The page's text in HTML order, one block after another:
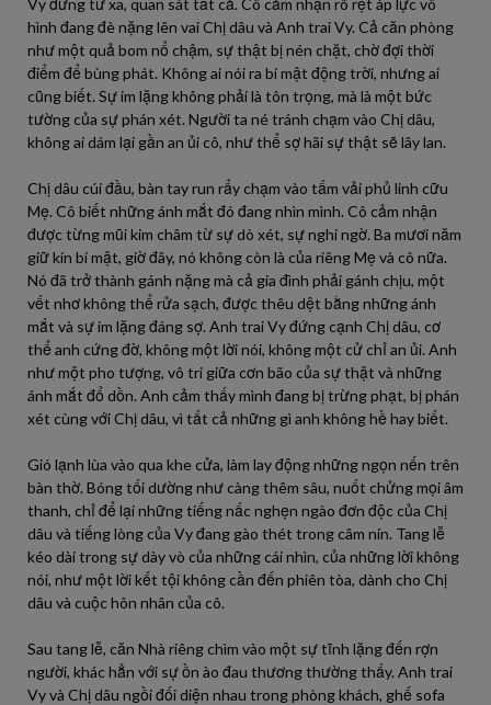
Vy đứng từ xa, quan sát tất cả. Cô cảm nhận rõ rệt áp lực vô
hình đang đè nặng lên vai Chị dâu và Anh trai Vy. Cả căn phòng
như một quả bom nổ chậm, sự thật bị nén chặt, chờ đợi thời
điểm để bùng phát. Không ai nói ra bí mật động trời, nhưng ai
cũng biết. Sự im lặng không phải là tôn trọng, mà là một bức
tường của sự phán xét. Người ta né tránh chạm vào Chị dâu,
không ai dám lại gần an ủi cô, như thể sợ hãi sự thật sẽ lây lan.
Chị dâu cúi đầu, bàn tay run rẩy chạm vào tấm vải phủ linh cữu
Mẹ. Cô biết những ánh mắt đó đang nhìn mình. Cô cảm nhận
được từng mũi kim châm từ sự dò xét, sự nghi ngờ. Ba mươi năm
giữ kín bí mật, giờ đây, nó không còn là của riêng Mẹ và cô nữa.
Nó đã trở thành gánh nặng mà cả gia đình phải gánh chịu, một
vết nhơ không thể rửa sạch, được thêu dệt bằng những ánh
mắt và sự im lặng đáng sợ. Anh trai Vy đứng cạnh Chị dâu, cơ
thể anh cứng đờ, không một lời nói, không một cử chỉ an ủi. Anh
như một pho tượng, vô tri giữa cơn bão của sự thật và những
ánh mắt đổ dồn. Anh cảm thấy mình đang bị trừng phạt, bị phán
xét cùng với Chị dâu, vì tất cả những gì anh không hề hay biết.
Gió lạnh lùa vào qua khe cửa, làm lay động những ngọn nến trên
bàn thờ. Bóng tối dường như càng thêm sâu, nuốt chửng mọi âm
thanh, chỉ để lại những tiếng nấc nghẹn ngào đơn độc của Chị
dâu và tiếng lòng của Vy đang gào thét trong câm nín. Tang lễ
kéo dài trong sự dày vò của những cái nhìn, của những lời không
nói, như một lời kết tội không cần đến phiên tòa, dành cho Chị
dâu và cuộc hôn nhân của cô.
Sau tang lễ, căn Nhà riêng chìm vào một sự tĩnh lặng đến rợn
người, khác hẳn với sự ồn ào đau thương thường thấy. Anh trai
Vy và Chị dâu ngồi đối diện nhau trong phòng khách, ghế sofa